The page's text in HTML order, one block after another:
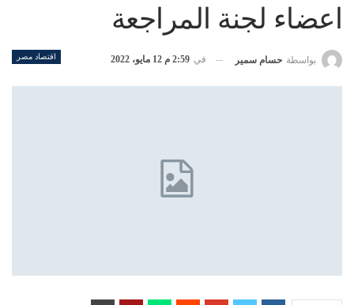
اعضاء لجنة المراجعة
اقتصاد مصر بواسطة حسام سمير في 2:59 م 12 مايو، 2022